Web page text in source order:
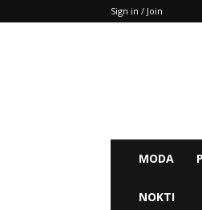
Sign in / Join
MODA
NOKTI